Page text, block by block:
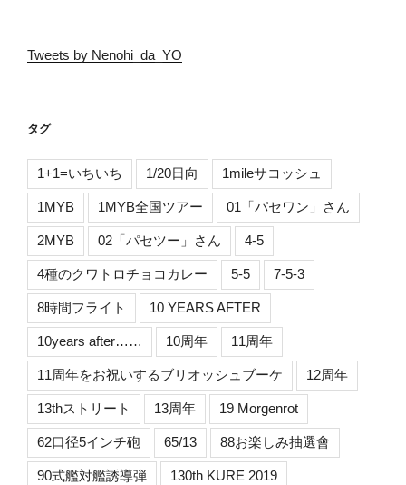
Tweets by Nenohi_da_YO
タグ
1+1=いちいち 1/20日向 1mileサコッシュ
1MYB 1MYB全国ツアー 01「パセワン」さん
2MYB 02「パセツー」さん 4-5
4種のクワトロチョコカレー 5-5 7-5-3
8時間フライト 10 YEARS AFTER
10years after…… 10周年 11周年
11周年をお祝いするブリオッシュブーケ 12周年
13thストリート 13周年 19 Morgenrot
62口径5インチ砲 65/13 88お楽しみ抽選會
90式艦対艦誘導弾 130th KURE 2019